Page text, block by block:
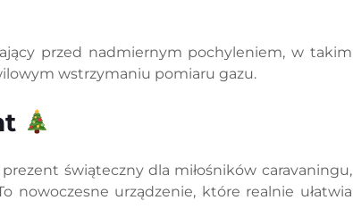
przed nadmiernym pochyleniem, w takim
wstrzymaniu pomiaru gazu.
świąteczny dla miłośników caravaningu,
nowoczesne urządzenie, które realnie ułatwia